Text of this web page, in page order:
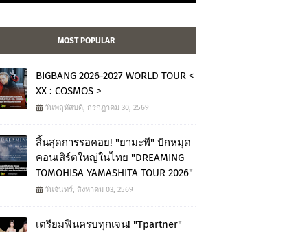
MOST POPULAR
BIGBANG 2026-2027 WORLD TOUR <
XX : COSMOS >
วันพฤหัสบดี, กรกฎาคม 30, 2569
สิ้นสุดการรอคอย! "ยามะพี" ปักหมุด
คอนเสิร์ตใหญ่ในไทย "DREAMING
TOMOHISA YAMASHITA TOUR 2026"
วันจันทร์, สิงหาคม 03, 2569
เตรียมฟินครบทุกเจน! "Tpartner"